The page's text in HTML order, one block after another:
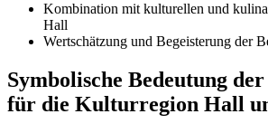
Kombination mit kulturellen und
Hall
Wertschätzung und Begeisterung der
Symbolische Bedeutung
für die Kulturregion Hall